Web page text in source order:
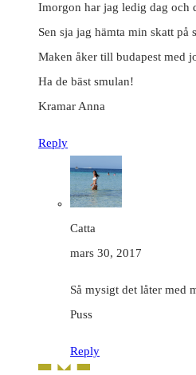
Imorgon har jag ledig dag och
Sen sja jag hämta min skatt
Maken åker till budapest med
Ha de bäst smulan!
Kramar Anna
Reply
Catta
mars 30, 2017
Så mysigt det låter med
Puss
Reply